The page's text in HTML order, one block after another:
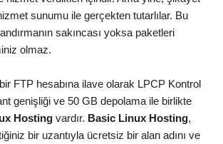
sunumu ile gerçekten tutarlılar. Bu
sakıncası yoksa paketleri
olmaz.
FTP hesabına ilave olarak LPCP Kontrol
genişliği ve 50 GB depolama ile birlikte
Hosting vardır. Basic Linux Hosting,
bir uzantıyla ücretsiz bir alan adını ve